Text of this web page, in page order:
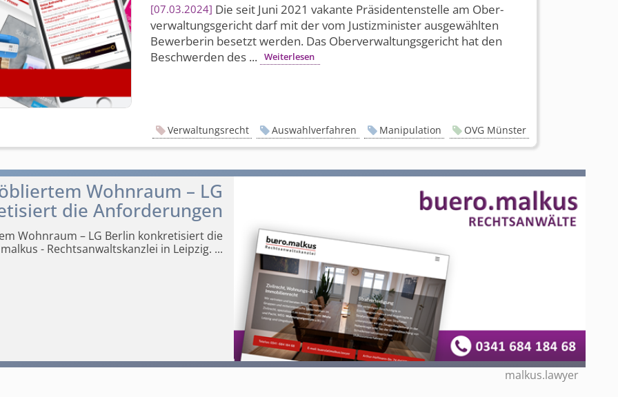
07.03.2024 Die seit Juni 2021 vakante Präsidentenstelle am Ober­
verwaltungs­gericht darf mit der vom Justizminister ausgewählten
Bewerberin besetzt werden. Das Ober­verwaltungs­gericht hat den
Beschwerden des ... Weiterlesen
Verwaltungsrecht Auswahlverfahren Manipulation OVG Münster
Wohnraum – LG
die Anforderungen
Wohnraum – LG Berlin konkretisiert die
- Rechtsanwalts­kanzlei in Leipzig. ...
malkus.lawyer